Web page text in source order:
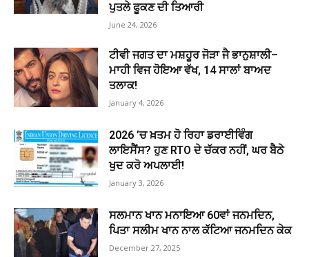
ਪੁਤਲੇ ਫੂਕਣ ਦੀ ਤਿਆਰੀ
June 24, 2026
ਟੀਵੀ ਜਗਤ ਦਾ ਮਸ਼ਹੂਰ ਜੋੜਾ ਜੈ ਭਾਨੁਸ਼ਾਲੀ–
ਮਾਹੀ ਵਿਜ ਹੋਇਆ ਵੱਖ, 14 ਸਾਲਾਂ ਬਾਅਦ
ਤਲਾਕ!
January 4, 2026
2026 ’ਚ ਖ਼ਤਮ ਹੋ ਰਿਹਾ ਡਰਾਈਵਿੰਗ
ਲਾਇਸੈਂਸ? ਹੁਣ RTO ਦੇ ਚੱਕਰ ਨਹੀਂ, ਘਰ ਬੈਠੇ
ਖੁਦ ਕਰੋ ਅਪਲਾਈ!
January 3, 2026
ਸਲਮਾਨ ਖਾਨ ਮਨਾਇਆ 60ਵਾਂ ਜਨਮਦਿਨ,
ਪਿਤਾ ਸਲੀਮ ਖਾਨ ਨਾਲ ਕੱਟਿਆ ਜਨਮਦਿਨ ਕੇਕ
December 27, 2025